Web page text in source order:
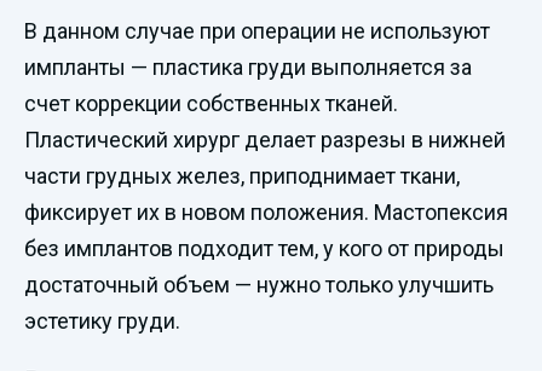
В данном случае при операции не используют
импланты — пластика груди выполняется за
счет коррекции собственных тканей.
Пластический хирург делает разрезы в нижней
части грудных желез, приподнимает ткани,
фиксирует их в новом положения. Мастопексия
без имплантов подходит тем, у кого от природы
достаточный объем — нужно только улучшить
эстетику груди.